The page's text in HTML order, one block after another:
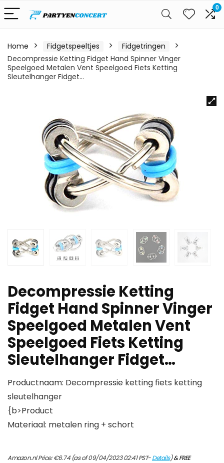
0
Home Fidgetspeeltjes
Fidgetringen
Decompressie Ketting Fidget Hand Spinner Vinger
Speelgoed Metalen Vent Speelgoed Fiets Ketting
Sleutelhanger Fidget…
Decompressie Ketting
Fidget Hand Spinner Vinger
Speelgoed Metalen Vent
Speelgoed Fiets Ketting
Sleutelhanger Fidget…
Productnaam: Decompressie ketting fiets ketting
sleutelhanger
{b>Product
Materiaal: metalen ring + schort
Amazon.nl Price:€6.74(as of 09/04/2023 02:41 PST-Details)&FREE